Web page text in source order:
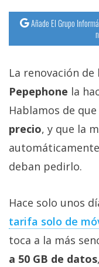
Añade El Grupo
La renovación de
Pepephone la
Hablamos de que
precio, y que la
deban pedirlo.
Hace solo unos
tarifa solo de
toca a la más
a 50 GB de datos